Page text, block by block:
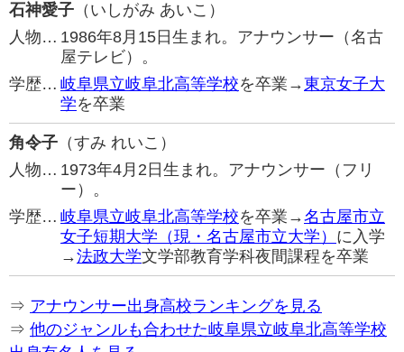
石神愛子 （いしがみ あいこ）
人物… 1986年8月15日生まれ。アナウンサー（名古
屋テレビ）。
学歴… 岐阜県立岐阜北高等学校を卒業→東京女子大
学を卒業
角令子 （すみ れいこ）
人物… 1973年4月2日生まれ。アナウンサー（フリ
ー）。
学歴… 岐阜県立岐阜北高等学校を卒業→名古屋市立
女子短期大学（現・名古屋市立大学） に入学
→法政大学文学部教育学科夜間課程を卒業
⇒ アナウンサー出身高校ランキングを見る
⇒ 他のジャンルも合わせた岐阜県立岐阜北高等学校